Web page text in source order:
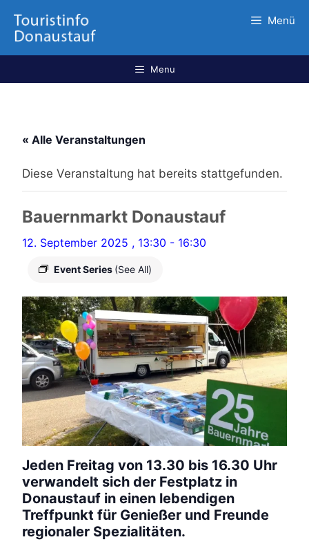
Menü
Menu
« Alle Veranstaltungen
Diese Veranstaltung hat bereits stattgefunden.
Bauernmarkt Donaustauf
12. September 2025 , 13:30 - 16:30
Event Series (See All)
Jeden Freitag von 13.30 bis 16.30 Uhr
verwandelt sich der Festplatz in
Donaustauf in einen lebendigen
Treffpunkt für Genießer und Freunde
regionaler Spezialitäten.